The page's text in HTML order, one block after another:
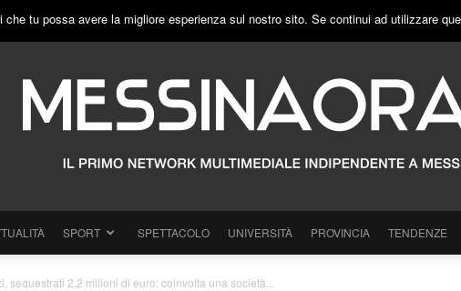
SPORT SPETTACOLO UNIVERSITÀ PROVINCIA TENDENZE
sequestrati 2,2 milioni di euro: coinvolta una società...
tu possa avere la migliore esperienza sul nostro sito. Se continui ad utilizzare